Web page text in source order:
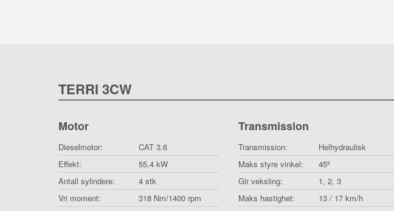
TERRI 3CW
Motor
Dieselmotor:
CAT 3.6
Effekt:
55,4 kW
Antall sylindere:
4 stk
Vri moment:
318 Nm/1400 rpm
Transmission
Transmission:
Helhydraulisk
Maks styre vinkel:
45º
Gir veksling:
1, 2, 3
Maks hastighet:
13 / 17 km/h